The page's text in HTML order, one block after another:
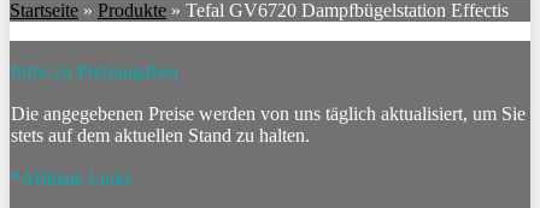
Startseite » Produkte » Tefal GV6720 Dampfbügelstation Effectis
Infos zu Preisangaben
Die angegebenen Preise werden von uns täglich aktualisiert, um Sie
stets auf dem aktuellen Stand zu halten.
*Affiliate Links